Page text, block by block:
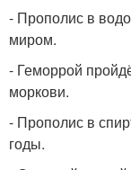
- Прополис в
миром.
- Геморрой
моркови.
- Прополис в
годы.